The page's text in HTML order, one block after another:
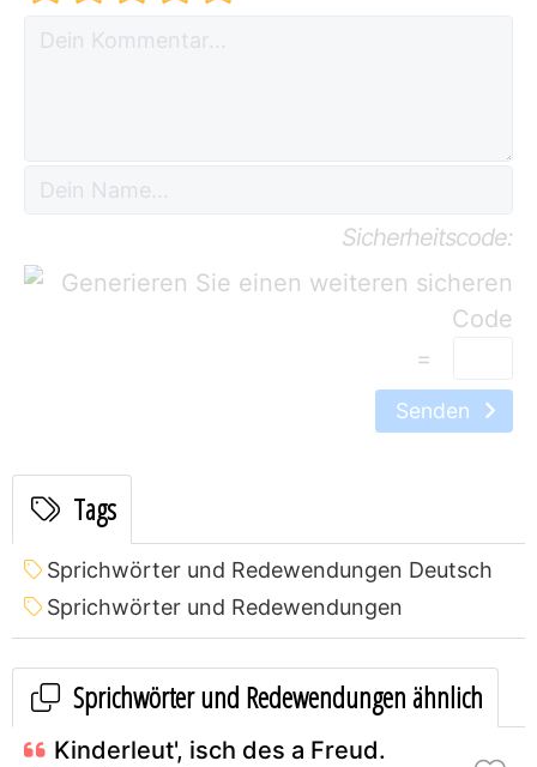
Sicherheitscode:
=
Senden
Tags
Sprichwörter und Redewendungen Deutsch
Sprichwörter und Redewendungen
Sprichwörter und Redewendungen ähnlich
Kinderleut', isch des a Freud.